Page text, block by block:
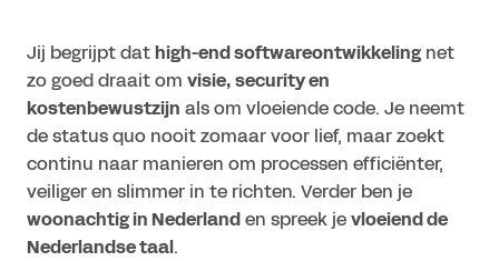
Jij begrijpt dathigh-end softwareontwikkeling net
zo goed draait om visie, security en
kostenbewustzijn als om vloeiende code. Je neemt
de status quo nooit zomaar voor lief, maar zoekt
continu naar manieren om processen efficiënter,
veiliger en slimmer in te richten. Verder ben je
woonachtig in Nederlanden spreek jevloeiend de
Nederlandse taal.